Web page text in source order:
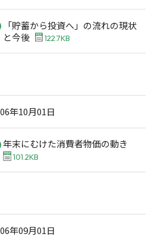
「貯蓄から投資へ」の流れの現状
と今後
122.7KB
年10月01日
年末にむけた消費者物価の動き
101.2KB
年09月01日